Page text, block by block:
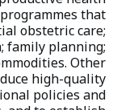
that
obstetric care;
family planning;
Other
high-quality
policies and